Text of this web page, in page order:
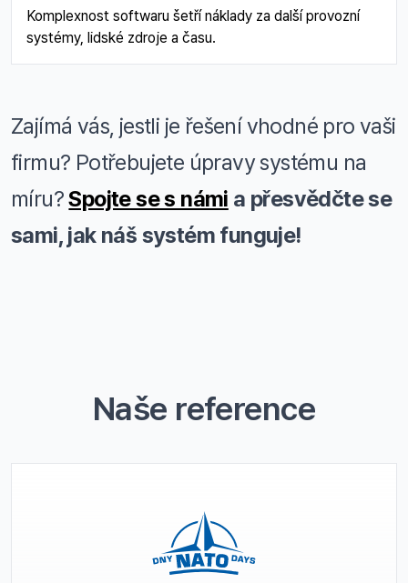
Komplexnost softwaru šetří náklady za další provozní
systémy, lidské zdroje a času.
Zajímá vás, jestli je řešení vhodné pro vaši
firmu? Potřebujete úpravy systému na
míru?Spojte se s námi a přesvědčte se
sami, jak náš systém funguje!
Naše reference